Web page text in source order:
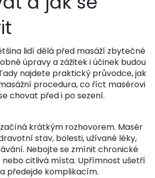
lidí dělá před masáží zbytečné
úpravy a zážitek i účinek budou
najdete praktický průvodce, jak
procedura, co říct masérovi
chovat před i po sezení.
krátkým rozhovorem. Masér
stav, bolesti, užívané léky,
Nebojte se zmínit chronické
citlivá místa. Upřímnost ušetří
předejde komplikacím.